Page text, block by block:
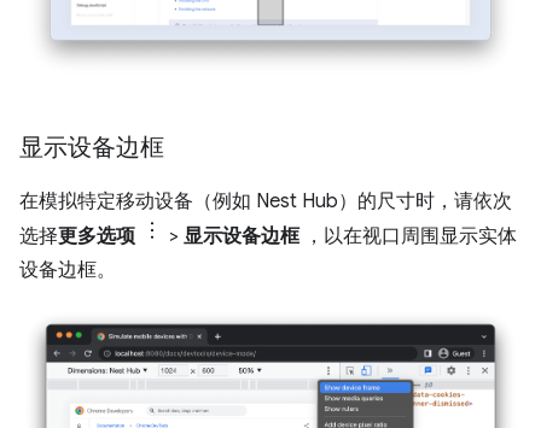
显示设备边框
在模拟特定移动设备（例如 Nest Hub）的尺寸时，请依次
选择更多选项 > 显示设备边框，以在视口周围显示实体
设备边框。